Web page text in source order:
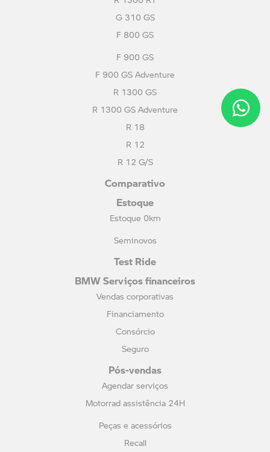
G 310 GS
F 800 GS
F 900 GS
F 900 GS Adventure
R 1300 GS
R 1300 GS Adventure
R 18
R 12
R 12 G/S
Comparativo
Estoque
Estoque 0km
Seminovos
Test Ride
BMW Serviços financeiros
Vendas corporativas
Financiamento
Consórcio
Seguro
Pós-vendas
Agendar serviços
Motorrad assistência 24H
Peças e acessórios
Recall